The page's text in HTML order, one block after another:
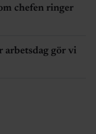
chefen ringer
arbetsdag gör vi